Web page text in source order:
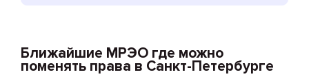
Ближайшие МРЭО где можно
поменять права в Санкт-Петербурге